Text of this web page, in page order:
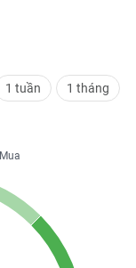
1 tuần 1 tháng
Mua